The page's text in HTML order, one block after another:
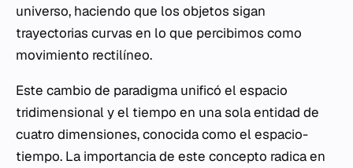
universo, haciendo que los objetos sigan
trayectorias curvas en lo que percibimos como
movimiento rectilíneo.
Este cambio de paradigma unificó el espacio
tridimensional y el tiempo en una sola entidad de
cuatro dimensiones, conocida como el espacio-
tiempo. La importancia de este concepto radica en